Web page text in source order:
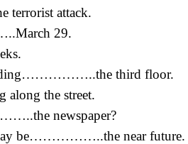
terrorist attack.
29.
third floor.
the street.
newspaper?
be……………..the near future.